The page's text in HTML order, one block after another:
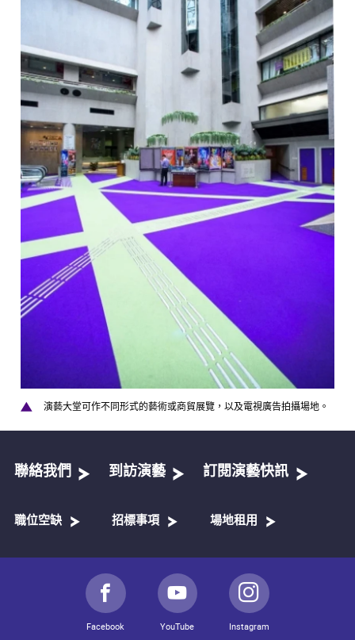
演藝大堂可作不同形式的藝術或商貿展覽，以及電視廣告拍攝場地。
聯絡我們 到訪演藝 訂閱演藝快訊
職位空缺 招標事項 場地租用
Facebook YouTube Instagram